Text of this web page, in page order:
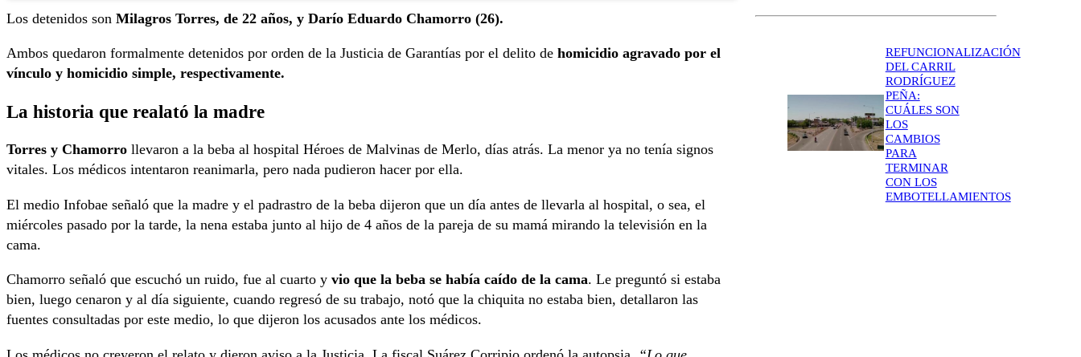
Los detenidos son Milagros Torres, de 22 años, y Darío Eduardo Chamorro (26).
Ambos quedaron formalmente detenidos por orden de la Justicia de Garantías por el delito de homicidio agravado por el
vínculo y homicidio simple, respectivamente.
La historia que realató la madre
Torres y Chamorro llevaron a la beba al hospital Héroes de Malvinas de Merlo, días atrás. La menor ya no tenía signos
vitales. Los médicos intentaron reanimarla, pero nada pudieron hacer por ella.
El medio Infobae señaló que la madre y el padrastro de la beba dijeron que un día antes de llevarla al hospital, o sea, el
miércoles pasado por la tarde, la nena estaba junto al hijo de 4 años de la pareja de su mamá mirando la televisión en la
cama.
Chamorro señaló que escuchó un ruido, fue al cuarto y vio que la beba se había caído de la cama. Le preguntó si estaba
bien, luego cenaron y al día siguiente, cuando regresó de su trabajo, notó que la chiquita no estaba bien, detallaron las
fuentes consultadas por este medio, lo que dijeron los acusados ante los médicos.
REFUNCIONALIZACIÓN
DEL CARRIL
RODRÍGUEZ
PEÑA:
CUÁLES SON
LOS
CAMBIOS
PARA
TERMINAR
CON LOS
EMBOTELLAMIENTOS